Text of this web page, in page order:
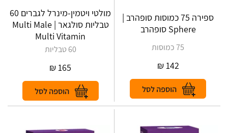
ספירה 75 כמוסות סופהרב |
Sphere סופהרב
75 כמוסות
142
₪
מולטי ויטמין-מינרל לגברים 60
טבליות סולגאר | Multi Male
Multi Vitamin
60 טבליות
165
₪